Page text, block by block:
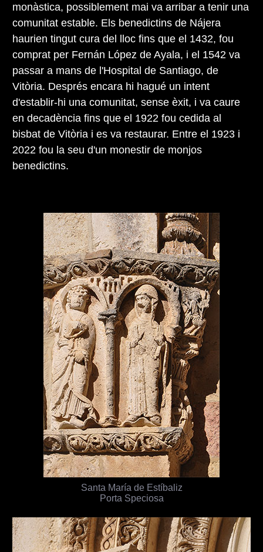
monàstica, possiblement mai va arribar a tenir una
comunitat estable. Els benedictins de Nájera
haurien tingut cura del lloc fins que el 1432, fou
comprat per Fernán López de Ayala, i el 1542 va
passar a mans de l'Hospital de Santiago, de
Vitòria. Després encara hi hagué un intent
d'establir-hi una comunitat, sense èxit, i va caure
en decadència fins que el 1922 fou cedida al
bisbat de Vitòria i es va restaurar. Entre el 1923 i
2022 fou la seu d'un monestir de monjos
benedictins.
Santa María de Estíbaliz
Porta Speciosa